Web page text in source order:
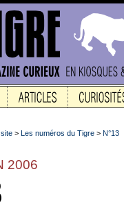
> Les numéros du Tigre > N°13
2006